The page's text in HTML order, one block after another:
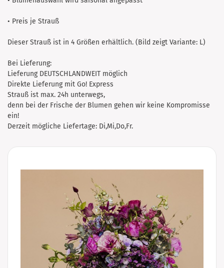
• Preis je Strauß
Dieser Strauß ist in 4 Größen erhältlich. (Bild zeigt Variante: L)
Bei Lieferung:
Lieferung DEUTSCHLANDWEIT möglich
Direkte Lieferung mit Go! Express
Strauß ist max. 24h unterwegs,
denn bei der Frische der Blumen gehen wir keine Kompromisse
ein!
Derzeit mögliche Liefertage: Di,Mi,Do,Fr.